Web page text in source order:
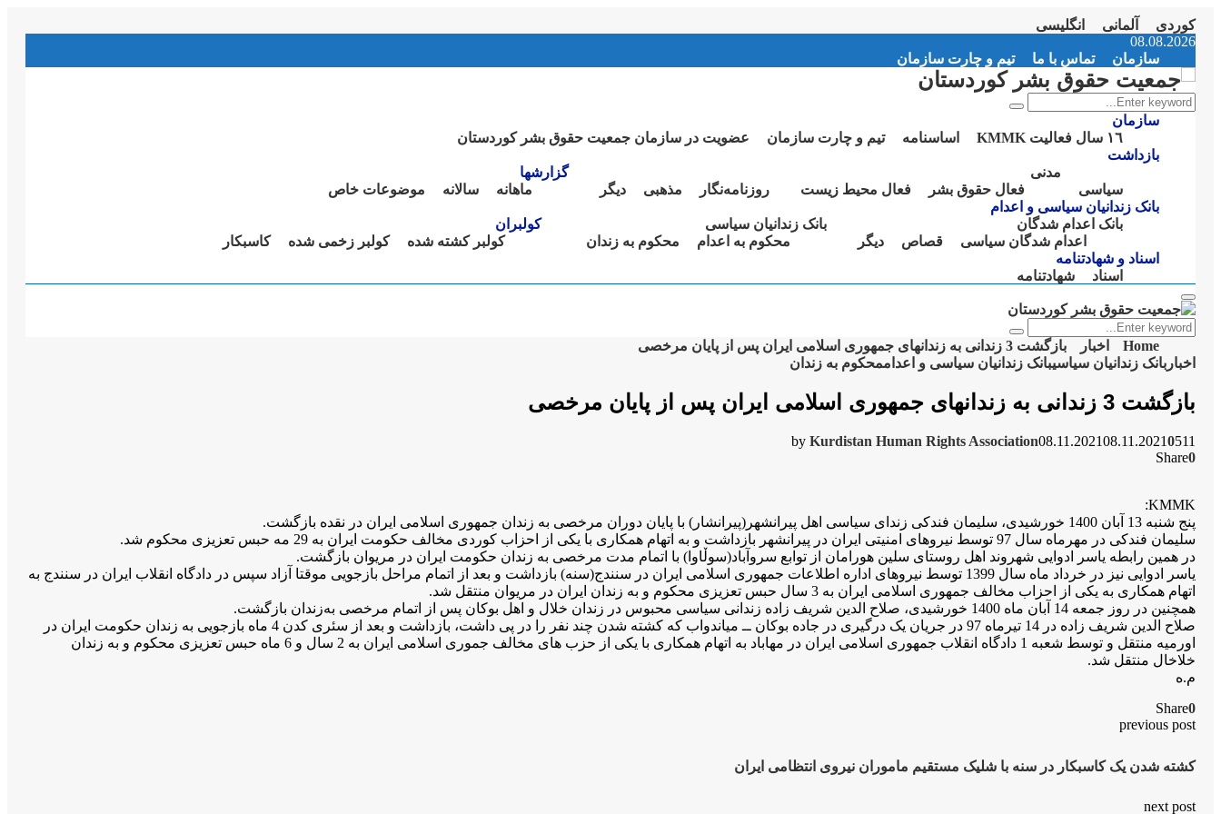
کوردی آلمانی
انگلیسی
Facebook
Twitter
Instagram
Youtube
Email
Telegram
08.08.2026
سازمان
تماس با ما تیم و چارت سازمان
Search
for:
Search
سازمان
١٦ سال فعالیت KMMK
اساسنامە تیم و چارت سازمان
عضویت در سازمان جمعیت حقوق بشر کوردستان
بازداشت
سیاسی
مدنی
فعال حقوق بشر
فعال محیط زیست روزنامەنگار مذهبی دیگر
گزارشها
ماهانە
سالانە
موضوعات خاص
بانک زندانیان سیاسی و اعدام
بانک اعدام شدگان
اعدام شدگان سیاسی
قصاص دیگر
بانک زندانیان سیاسی
محکوم بە اعدام
محکوم بە زندان
کولبران
کولبر کشتە شدە
کولبر زخمی شدە
کاسبکار
اسناد و شهادتنامە
اسناد
شهادتنامە
Primary
Menu
Search
for:
Search
Home اخبار
بازگشت 3 زندانی بە زندانهای جمهوری اسلامی ایران پس از پایان مرخصی
اخبار بانک زندانیان سیاسیبانک زندانیان سیاسی و اعداممحکوم بە زندان
بازگشت 3 زندانی بە زندانهای جمهوری اسلامی ایران پس از پایان مرخصی
by Kurdistan Human Rights Association08.11.202108.11.20210511
Share0
KMMK:
پنج شنبە 13 آبان 1400 خورشیدی، سلیمان فندکی زندای سیاسی اهل پیرانشهر(پیرانشار) با پایان دوران مرخصی بە زندان جمهوری اسلامی ایران در نقده بازگشت.
سلیمان فندکی در مهرماە سال 97 توسط نیروهای امنیتی ایران در پیرانشهر بازداشت و بە اتهام همکاری با یکی از احزاب کوردی مخالف حکومت ایران بە 29 مە حبس تعزیزی محکوم شد.
در همین رابطە یاسر ادوایی شهروند اهل روستای سلین هورامان از توابع سروآباد(سوڵاوا) با اتمام مدت مرخصی بە زندان حکومت ایران در مریوان بازگشت.
یاسر ادوایی نیز در خرداد ماە سال 1399 توسط نیروهای ادارە اطلاعات جمهوری اسلامی ایران در سنندج(سنە) بازداشت و بعد از اتمام مراحل بازجویی موقتا آزاد سپس در دادگاە انقلاب ایران در سنندج بە
اتهام همکاری بە یکی از احزاب مخالف جمهوری اسلامی ایران بە 3 سال حبس تعزیزی محکوم و بە زندان ایران در مریوان منتقل شد.
همچنین در روز جمعە 14 آبان ماە 1400 خورشیدی، صلاح الدین شریف زادە زندانی سیاسی محبوس در زندان خلال و اهل بوکان پس از اتمام مرخصی بەزندان بازگشت.
صلاح الدین شریف زادە در 14 تیرماە 97 در جریان یک درگیری در جادە بوکان ــ میاندواب کە کشتە شدن چند نفر را در پی داشت، بازداشت و بعد از سئری کدن 4 ماە بازجویی بە زندان حکومت ایران در
اورمیە منتقل و توسط شعبە 1 دادگاە انقلاب جمهوری اسلامی ایران در مهاباد بە اتهام همکاری با یکی از حزب های مخالف جموری اسلامی ایران بە 2 سال و 6 ماە حبس تعزیزی محکوم و بە زندان
خلاخال منتقل شد.
م.ە
Share0
previous post
کشتە شدن یک کاسبکار در سنە با شلیک مستقیم ماموران نیروی انتظامی ایران
next post